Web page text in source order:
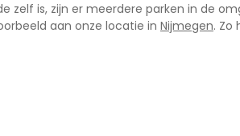
zelf is, zijn er meerdere parken in de
aan onze locatie in Nijmegen. Zo